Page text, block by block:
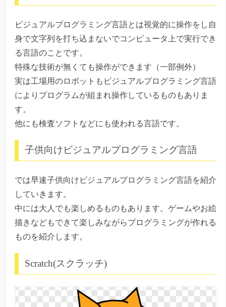
ビジュアルプログラミング言語とは視覚的に操作をし自
身で文字列を打ち込まないでコンピュータ上で実行でき
る言語のことです。
特殊な技術が無くても操作ができます（一部例外）
実は工場用のロボットもビジュアルプログラミング言語
によりプログラムが組まれ操作しているものもありま
す。
他にも検査ソフトなどにも使われる言語です。
子供向けビジュアルプログラミング言語
では早速子供向けビジュアルプログラミング言語を紹介
していきます。
中には大人でも楽しめるものもあります。ゲームやお絵
描きなどもできて楽しみながらプログラミングが作れる
ものを紹介します。
Scratch(スクラッチ)